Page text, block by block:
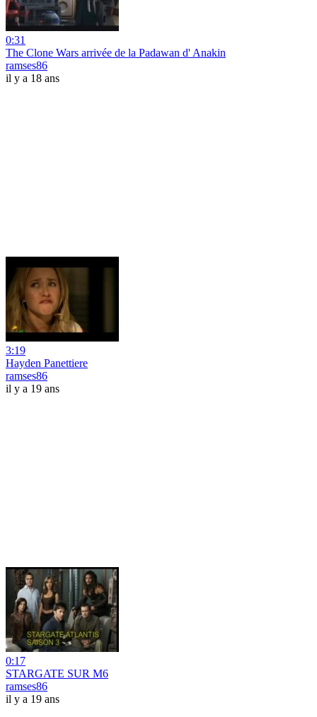
0:31
The Clone Wars arrivée de la Padawan d' Anakin
ramses86
il y a 18 ans
3:19
Hayden Panettiere
ramses86
il y a 19 ans
0:17
STARGATE SUR M6
ramses86
il y a 19 ans